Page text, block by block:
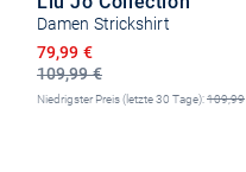
Damen Strickshirt
109,99 €
Ermäßigter Preis
79,99 €
Niedrigster Preis (letzte 30 Tage):109,99